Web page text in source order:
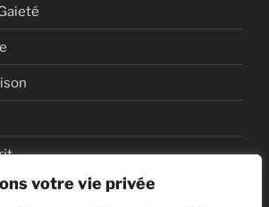
votre vie privée